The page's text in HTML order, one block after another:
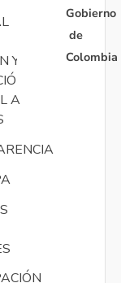
Y
A
Gobierno
de
Colombia